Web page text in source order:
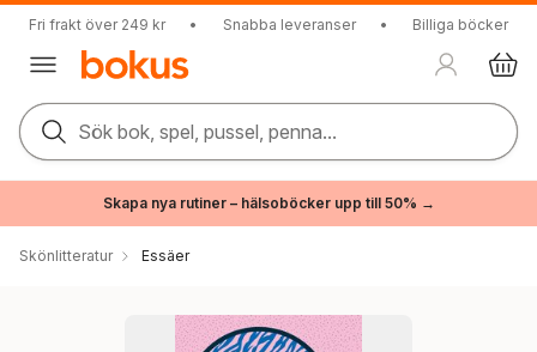
Fri frakt över 249 kr • Snabba leveranser • Billiga böcker
Sök bok, spel, pussel, penna...
Skapa nya rutiner – hälsoböcker upp till 50% →
Skönlitteratur Essäer